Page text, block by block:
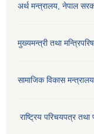
अर्थ मन्त्रालय, नेपाल
मुख्यमन्त्री तथा
सामाजिक विकास
राष्ट्रिय परिचयपत्र